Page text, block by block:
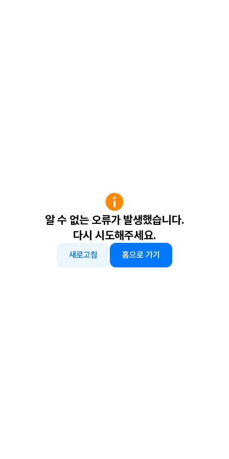
알 수 없는 오류가 발생했습니다.
다시 시도해주세요.
새로고침 홈으로 가기